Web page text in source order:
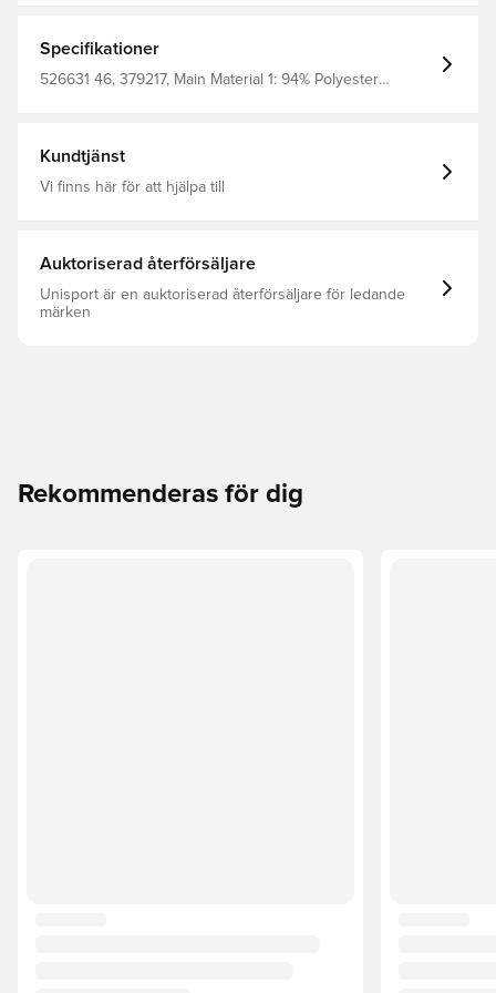
Regular fit Short sleeves Regular length Crew neck
PUMA branding details 94% Polyester, 6% Elastane
Specifikationer
526631 46, 379217, Main Material 1: 94% Polyester
Kundtjänst
Vi finns här för att hjälpa till
Auktoriserad återförsäljare
Unisport är en auktoriserad återförsäljare för ledande
märken
Rekommenderas för dig